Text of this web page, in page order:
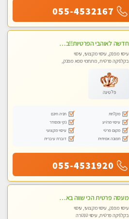
055-4532167
חדשה לאוהבי הפרטיות!!בראשון לציון! מעסה vip מפנקת בקליניקה פרטית לחלוטין!!! לבד! לרציניים בלבד! מומלץ!
עיסוי מפנק, עיסוי מקצועי, עיסוי
בקלניקה פרטית, מתחמי ספא מפנק,
פלטינה
מקלחת
חניה חינם
עיסוי מרגיע
נקי ומסודר
מקום פרטי
עיסוי מקצועי
תמונה אמיתית
דוברת עיברית
055-4531920
מעסה פרטית הכי שווה באזור המרכז!!!
עיסוי מפנק, עיסוי מקצועי, עיסוי
בקלניקה פרטית, עיסוי טנטרה